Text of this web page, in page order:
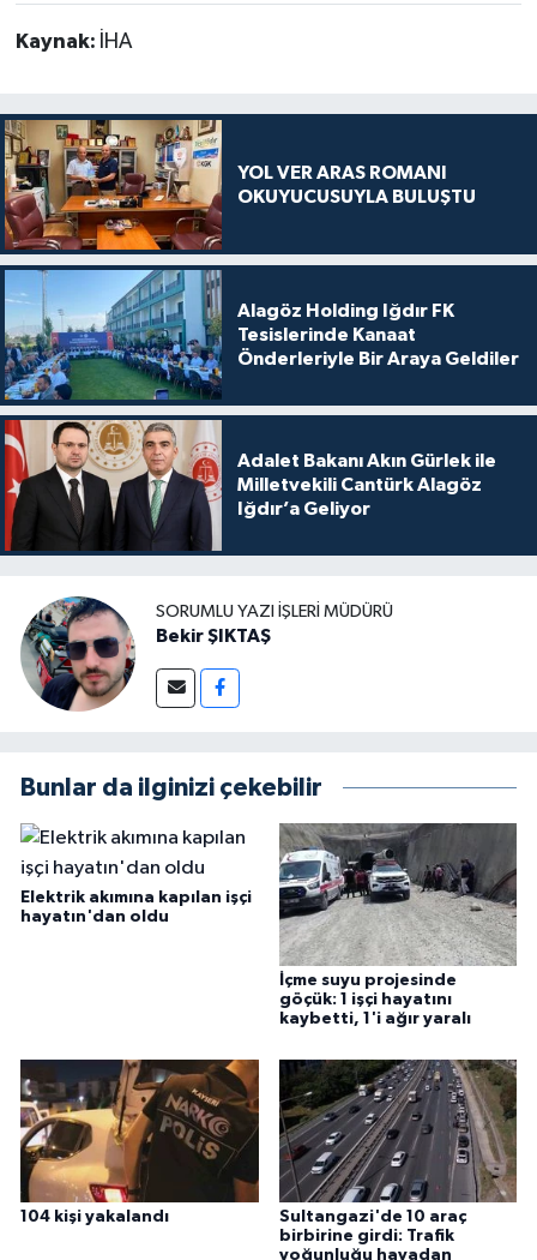
Kaynak: İHA
YOL VER ARAS ROMANI
OKUYUCUSUYLA BULUŞTU
Alagöz Holding Iğdır FK
Tesislerinde Kanaat
Önderleriyle Bir Araya Geldiler
Adalet Bakanı Akın Gürlek ile
Milletvekili Cantürk Alagöz
Iğdır’a Geliyor
SORUMLU YAZI İŞLERI MÜDÜRÜ
Bekir ŞIKTAŞ
Bunlar da ilginizi çekebilir
Elektrik akımına kapılan işçi
hayatın'dan oldu
İçme suyu projesinde
göçük: 1 işçi hayatını
kaybetti, 1'i ağır yaralı
104 kişi yakalandı
Sultangazi'de 10 araç
birbirine girdi: Trafik
yoğunluğu havadan